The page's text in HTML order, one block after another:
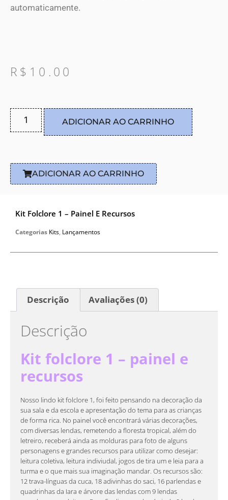
automaticamente.
R$ 10.00
ADICIONAR AO CARRINHO
ADICIONAR AO CARRINHO
Kit Folclore 1 – Painel E Recursos
Categorias Kits, Lançamentos
Descrição Avaliações (0)
Descrição
Kit folclore 1 – painel e
recursos
Nosso lindo kit folclore 1, foi feito pensando na decoração da
sua sala e da escola e apresentação do tema para as crianças
de forma rica. No painel você encontrará várias decorações,
com diversas lendas, remetendo a floresta tropical, além do
letreiro, receberá ainda as molduras para foto de alguns
personagens e grandes recursos para utilizar como desejar:
leitura coletiva, leitura indiviudal, jogos de tira um e leia para a
turma e o que mais sua imaginação mandar. Os recursos são:
12 trava-línguas da cuca, 18 adivinhas do saci, 16 parlendas e
quadrinhas da Iara e árvore das lendas com 9 lendas